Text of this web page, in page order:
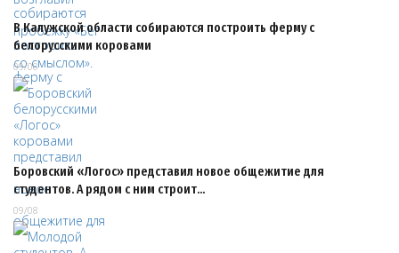
В Калужской области собираются построить ферму с
белорусскими коровами
09/08
Боровский «Логос» представил новое общежитие для
студентов. А рядом с ним строит…
09/08